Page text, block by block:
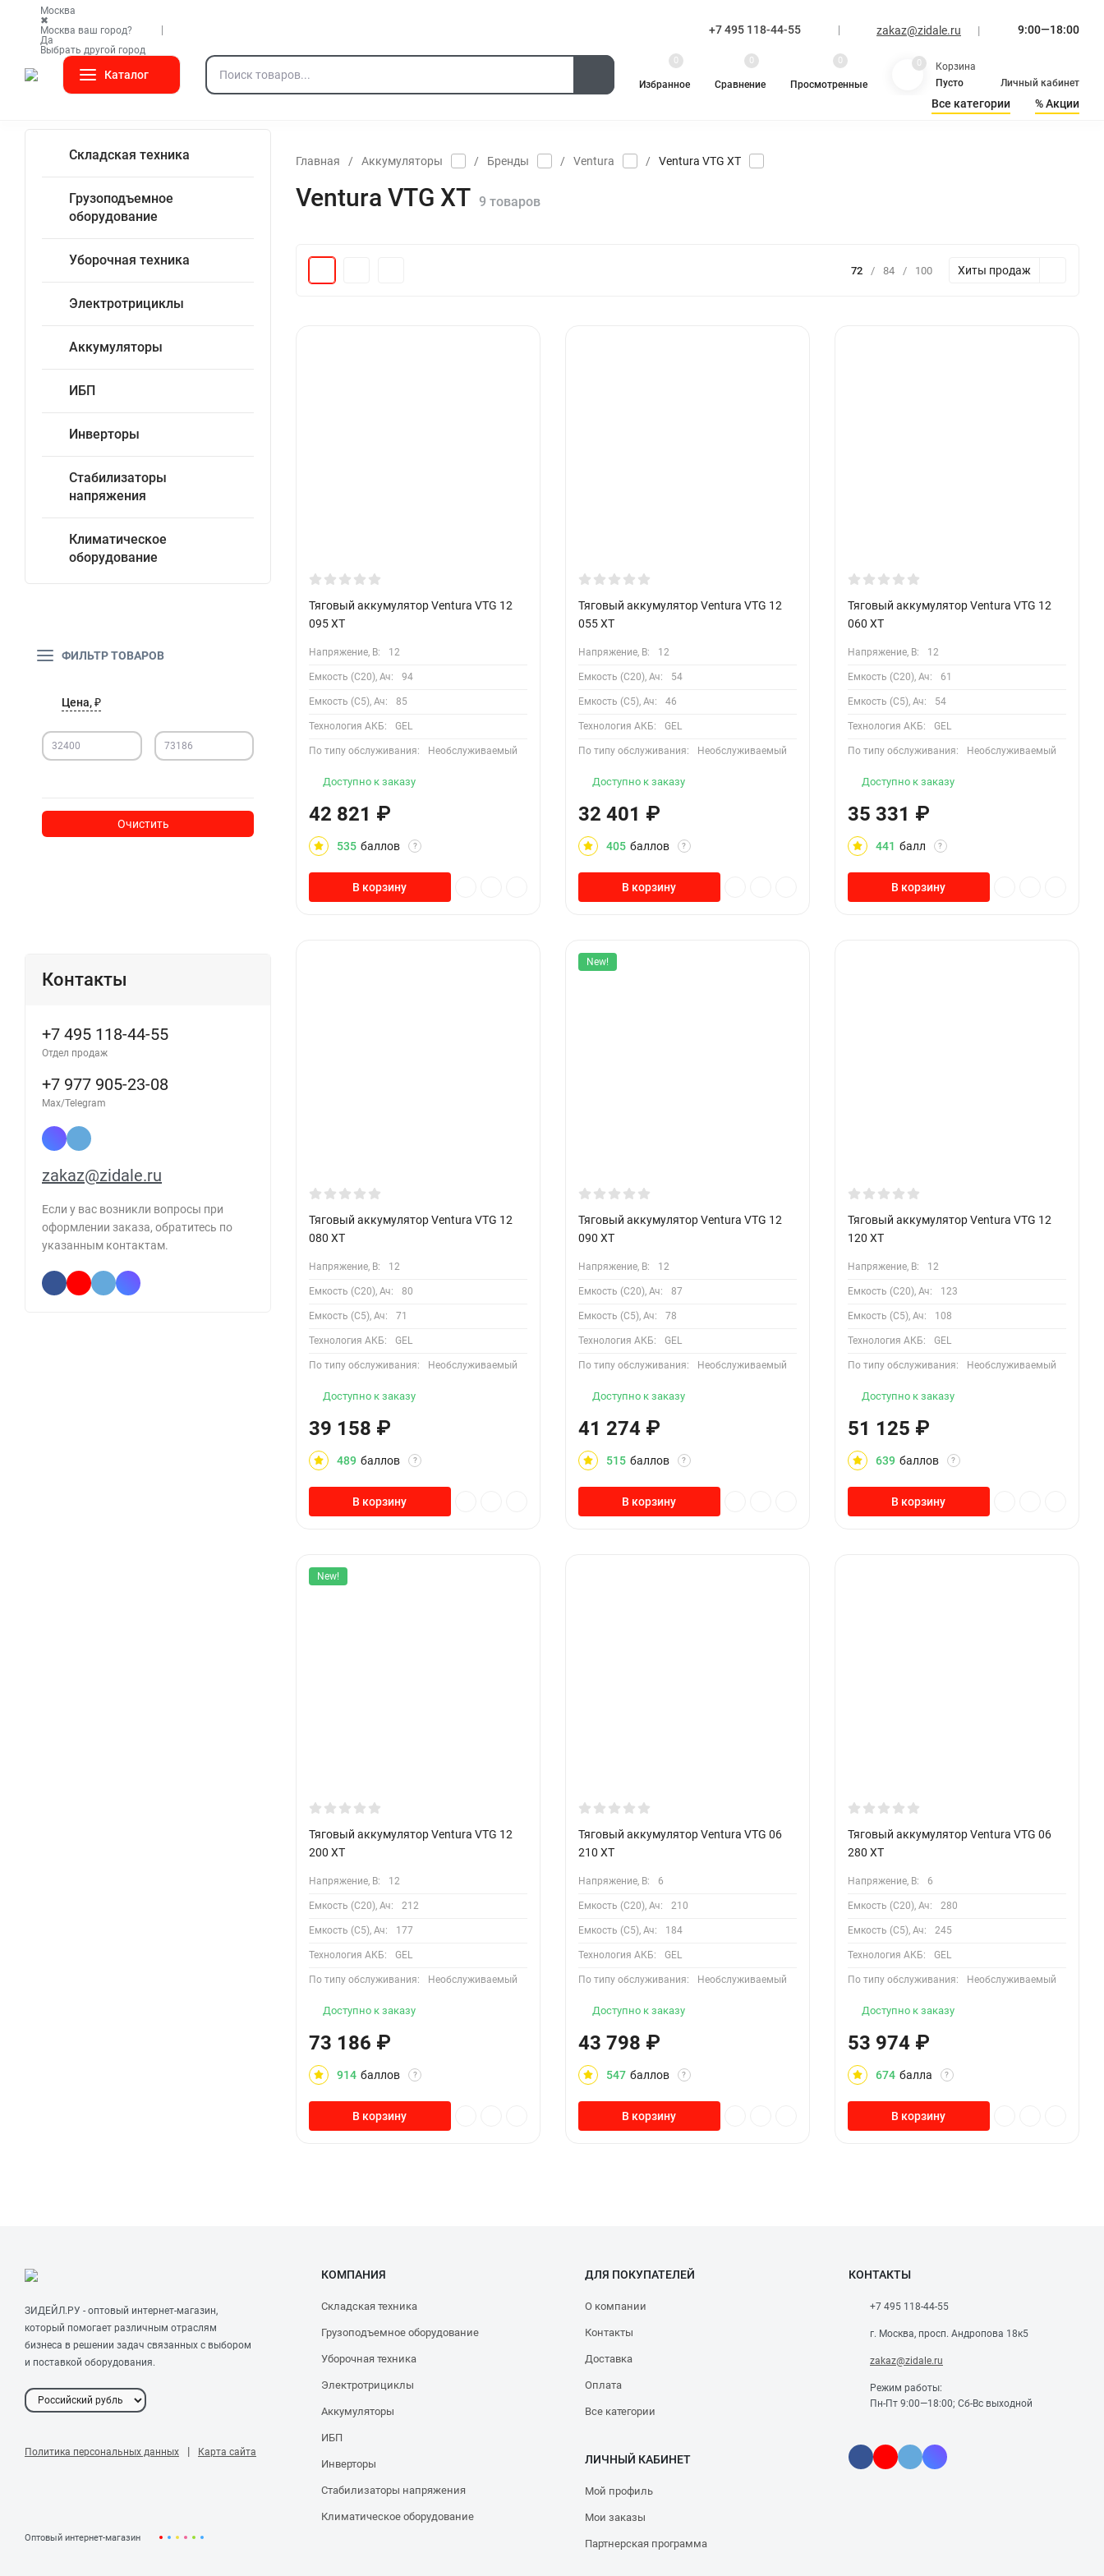
Москва
✖
Москва ваш город?
Да
Выбрать другой город
+7 495 118-44-55 zakaz@zidale.ru | 9:00—18:00
Каталог
Избранное
0
Сравнение
0
Просмотренные
0 0
Корзина
Пусто
Личный кабинет
Все категории % Акции
Складская техника
Грузоподъемное
оборудование
Уборочная техника
Электротрициклы
Аккумуляторы
ИБП
Инверторы
Стабилизаторы
напряжения
Климатическое
оборудование
ФИЛЬТР ТОВАРОВ
Цена, ₽
Очистить
Контакты
+7 495 118-44-55
Отдел продаж
+7 977 905-23-08
Max/Telegram
zakaz@zidale.ru
Если у вас возникли вопросы при
оформлении заказа, обратитесь по
указанным контактам.
Главная / Аккумуляторы / Бренды / Ventura / Ventura VTG XT
Ventura VTG XT 9 товаров
72 / 84 / 100 Хиты продаж
Тяговый аккумулятор Ventura VTG 12
095 XT
Напряжение, В: 12
Емкость (С20), Ач: 94
Емкость (С5), Ач: 85
Технология АКБ: GEL
По типу обслуживания: Необслуживаемый
Доступно к заказу
42 821 ₽
535 баллов ?
В корзину
Тяговый аккумулятор Ventura VTG 12
055 XT
Напряжение, В: 12
Емкость (С20), Ач: 54
Емкость (С5), Ач: 46
Технология АКБ: GEL
По типу обслуживания: Необслуживаемый
Доступно к заказу
32 401 ₽
405 баллов ?
В корзину
Тяговый аккумулятор Ventura VTG 12
060 XT
Напряжение, В: 12
Емкость (С20), Ач: 61
Емкость (С5), Ач: 54
Технология АКБ: GEL
По типу обслуживания: Необслуживаемый
Доступно к заказу
35 331 ₽
441 балл ?
В корзину
Тяговый аккумулятор Ventura VTG 12
080 XT
Напряжение, В: 12
Емкость (С20), Ач: 80
Емкость (С5), Ач: 71
Технология АКБ: GEL
По типу обслуживания: Необслуживаемый
Доступно к заказу
39 158 ₽
489 баллов ?
В корзину
New!
Тяговый аккумулятор Ventura VTG 12
090 XT
Напряжение, В: 12
Емкость (С20), Ач: 87
Емкость (С5), Ач: 78
Технология АКБ: GEL
По типу обслуживания: Необслуживаемый
Доступно к заказу
41 274 ₽
515 баллов ?
В корзину
Тяговый аккумулятор Ventura VTG 12
120 XT
Напряжение, В: 12
Емкость (С20), Ач: 123
Емкость (С5), Ач: 108
Технология АКБ: GEL
По типу обслуживания: Необслуживаемый
Доступно к заказу
51 125 ₽
639 баллов ?
В корзину
New!
Тяговый аккумулятор Ventura VTG 12
200 XT
Напряжение, В: 12
Емкость (С20), Ач: 212
Емкость (С5), Ач: 177
Технология АКБ: GEL
По типу обслуживания: Необслуживаемый
Доступно к заказу
73 186 ₽
914 баллов ?
В корзину
Тяговый аккумулятор Ventura VTG 06
210 XT
Напряжение, В: 6
Емкость (С20), Ач: 210
Емкость (С5), Ач: 184
Технология АКБ: GEL
По типу обслуживания: Необслуживаемый
Доступно к заказу
43 798 ₽
547 баллов ?
В корзину
Тяговый аккумулятор Ventura VTG 06
280 XT
Напряжение, В: 6
Емкость (С20), Ач: 280
Емкость (С5), Ач: 245
Технология АКБ: GEL
По типу обслуживания: Необслуживаемый
Доступно к заказу
53 974 ₽
674 балла ?
В корзину
ЗИДЕЙЛ.РУ - оптовый интернет-магазин,
который помогает различным отраслям
бизнеса в решении задач связанных с выбором
и поставкой оборудования.
Политика персональных данных | Карта сайта
Оптовый интернет-магазин
КОМПАНИЯ
Складская техника
Грузоподъемное оборудование
Уборочная техника
Электротрициклы
Аккумуляторы
ИБП
Инверторы
Стабилизаторы напряжения
Климатическое оборудование
ДЛЯ ПОКУПАТЕЛЕЙ
О компании
Контакты
Доставка
Оплата
Все категории
ЛИЧНЫЙ КАБИНЕТ
Мой профиль
Мои заказы
Партнерская программа
КОНТАКТЫ
+7 495 118-44-55
г. Москва, просп. Андропова 18к5
zakaz@zidale.ru
Режим работы:
Пн-Пт 9:00—18:00; Сб-Вс выходной